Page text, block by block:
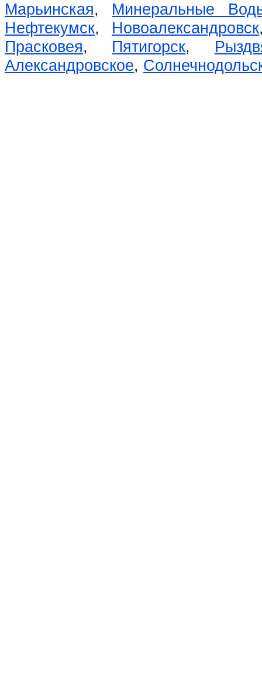
Марьинская, Минеральные
Нефтекумск, Новоалександровск
Прасковея, Пятигорск,
Александровское,